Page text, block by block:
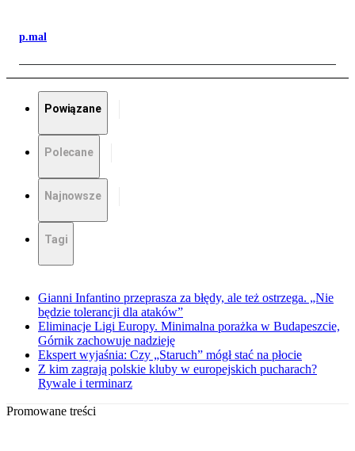
p.mal
Powiązane
Polecane
Najnowsze
Tagi
Gianni Infantino przeprasza za błędy, ale też ostrzega. „Nie
będzie tolerancji dla ataków”
Eliminacje Ligi Europy. Minimalna porażka w Budapeszcie,
Górnik zachowuje nadzieję
Ekspert wyjaśnia: Czy „Staruch” mógł stać na płocie
Z kim zagrają polskie kluby w europejskich pucharach?
Rywale i terminarz
Promowane treści